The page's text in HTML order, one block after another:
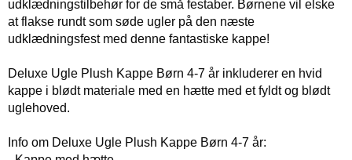
udklædningstilbehør for de små festaber. Børnene vil elske
at flakse rundt som søde ugler på den næste
udklædningsfest med denne fantastiske kappe!
Deluxe Ugle Plush Kappe Børn 4-7 år inkluderer en hvid
kappe i blødt materiale med en hætte med et fyldt og blødt
uglehoved.
Info om Deluxe Ugle Plush Kappe Børn 4-7 år: